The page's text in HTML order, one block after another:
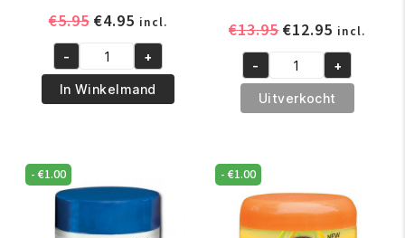
€5.95 Oorspronkelijke
was:
€5.95.
€4.95Huidige
prijs
is:
€4.95.
incl.
Africas
Best
Instant
356
ml
aantal
- +
In Winkelmand
€13.95
was:
€13.95.
€12.95 Huidige
prijs
is:
€12.95.
incl.
A3
Revita
Shimmer
Spray
200
ml
aantal
- +
Uitverkocht
-€1.00 -€1.00